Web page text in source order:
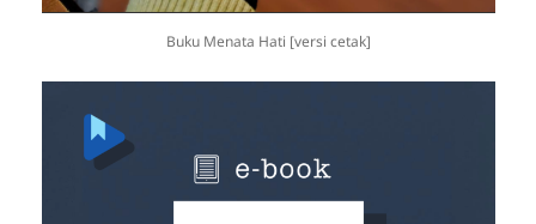
Buku Menata Hati [versi cetak]